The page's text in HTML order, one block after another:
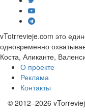
vTotrrevieje.com это
одновременно
Коста, Аликанте,
О проекте
Реклама
Контакты
© 2012–2026